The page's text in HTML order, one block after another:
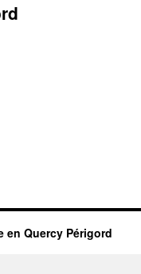
en Quercy Périgord